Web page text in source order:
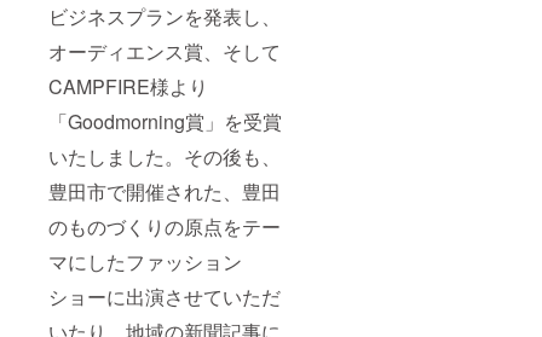
ビジネスプランを発表し、
オーディエンス賞、そして
CAMPFIRE様より
「Goodmorning賞」を受賞
いたしました。その後も、
豊田市で開催された、豊田
のものづくりの原点をテー
マにしたファッション
ショーに出演させていただ
いたり、地域の新聞記事に